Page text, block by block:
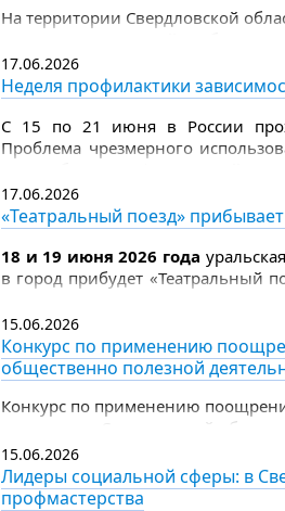
На территории Свердловской
17.06.2026
Неделя профилактики
С 15 по 21 июня в России
Проблема чрезмерного
родителей.
17.06.2026
«Театральный поезд»
18 и 19 июня 2026 года
в город прибудет «Театральный
прикоснуться к миру театра.
15.06.2026
Конкурс по применению
общественно полезной
Конкурс по применению
территории Свердловской
общественно полезной
15.06.2026
Лидеры социальной сферы: в
профмастерства